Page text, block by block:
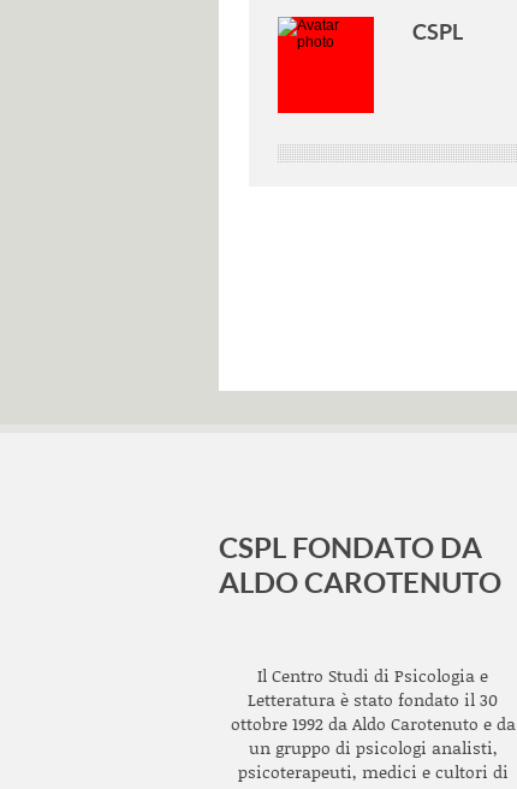
CSPL
CSPL FONDATO DA
ALDO CAROTENUTO
Il Centro Studi di Psicologia e
Letteratura è stato fondato il 30
ottobre 1992 da Aldo Carotenuto e da
un gruppo di psicologi analisti,
psicoterapeuti, medici e cultori di